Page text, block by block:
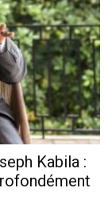
Kabila :